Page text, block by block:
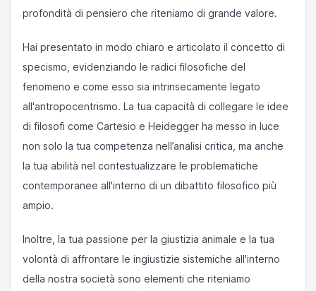
profondità di pensiero che riteniamo di grande valore.
Hai presentato in modo chiaro e articolato il concetto di
specismo, evidenziando le radici filosofiche del
fenomeno e come esso sia intrinsecamente legato
all'antropocentrismo. La tua capacità di collegare le idee
di filosofi come Cartesio e Heidegger ha messo in luce
non solo la tua competenza nell’analisi critica, ma anche
la tua abilità nel contestualizzare le problematiche
contemporanee all'interno di un dibattito filosofico più
ampio.
Inoltre, la tua passione per la giustizia animale e la tua
volontà di affrontare le ingiustizie sistemiche all'interno
della nostra società sono elementi che riteniamo